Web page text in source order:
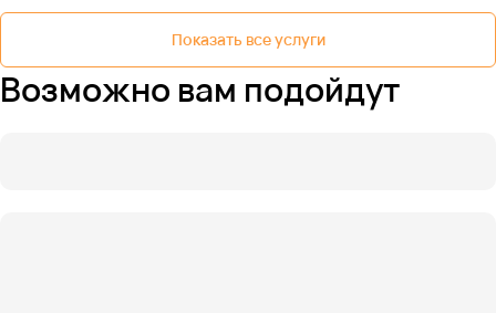
Показать все услуги
Возможно вам подойдут